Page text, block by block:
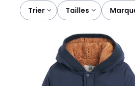
Trier tailles